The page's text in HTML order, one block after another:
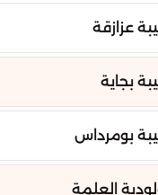
عزازقة
بجاية
بومرداس
العلمة